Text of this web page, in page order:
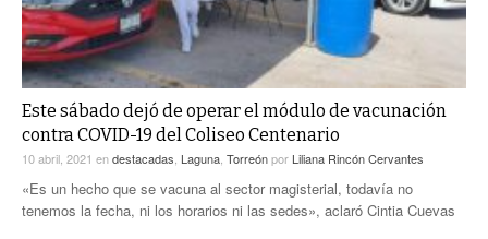
Este sábado dejó de operar el módulo de vacunación
contra COVID-19 del Coliseo Centenario
10 abril, 2021 endestacadas Laguna Torreónpor Liliana Rincón Cervantes
«Es un hecho que se vacuna al sector magisterial, todavía no
tenemos la fecha, ni los horarios ni las sedes», aclaró Cintia Cuevas